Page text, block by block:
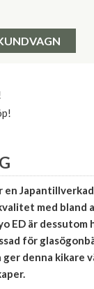
Pris:
en
med bland
ED är
för
denna kikare